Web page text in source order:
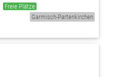
Freie Plätze
Garmisch-Partenkirchen